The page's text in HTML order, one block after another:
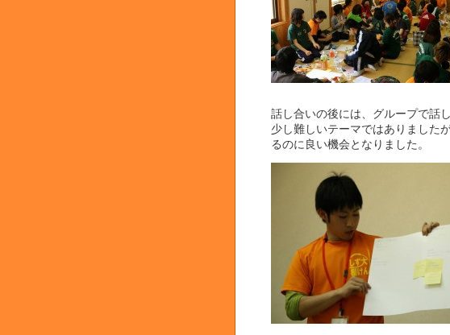
話し合いの後には、グループで話
少し難しいテーマではありました
るのに良い機会となりました。